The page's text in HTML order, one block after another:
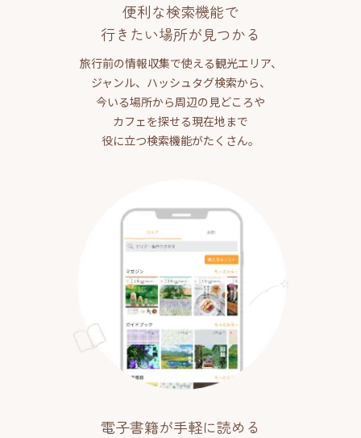
便利な検索機能で
行きたい場所が見つかる
旅行前の情報収集で使える観光エリア、
ジャンル、ハッシュタグ検索から、
今いる場所から周辺の見どころや
カフェを探せる現在地まで
役に立つ検索機能がたくさん。
電子書籍が手軽に読める